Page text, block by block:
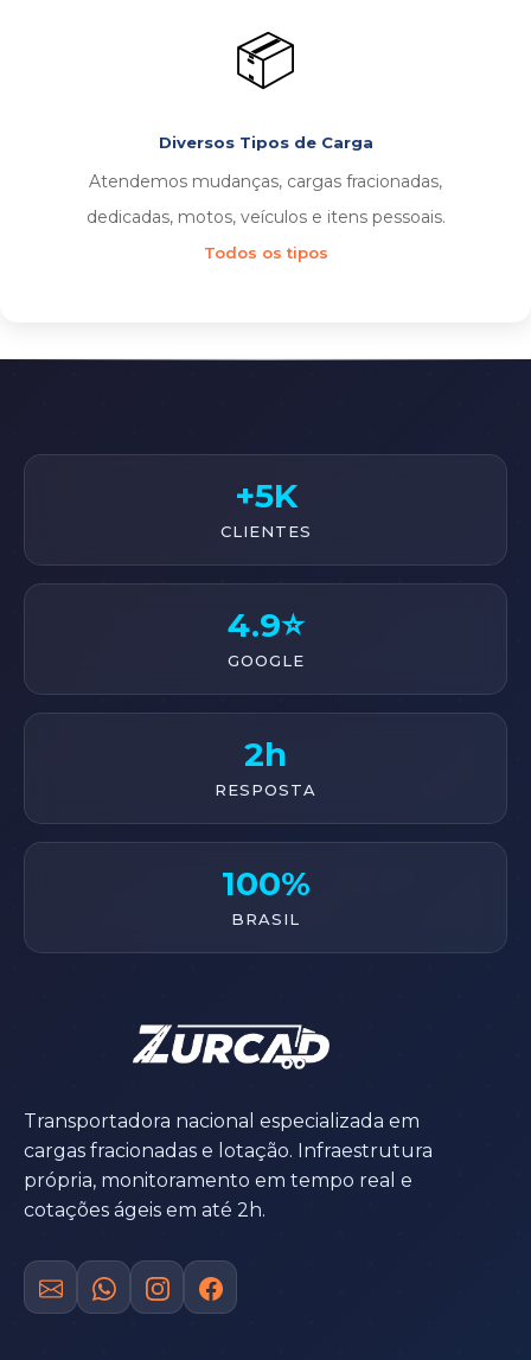
📦
Diversos Tipos de Carga
Atendemos mudanças, cargas fracionadas,
dedicadas, motos, veículos e itens pessoais.
Todos os tipos
+5K
CLIENTES
4.9⭐
GOOGLE
2h
RESPOSTA
100%
BRASIL
Transportadora nacional especializada em
cargas fracionadas e lotação. Infraestrutura
própria, monitoramento em tempo real e
cotações ágeis em até 2h.